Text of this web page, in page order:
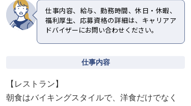
仕事内容、給与、勤務時間、休日・休暇、
福利厚生、応募資格の詳細は、キャリアア
ドバイザーにお問い合わせください。
仕事内容
【レストラン】
朝食はバイキングスタイルで、洋食だけでなく